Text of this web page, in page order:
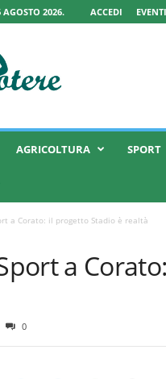
2026. ACCEDI EVENTI
AGRICOLTURA SPORT
a Corato: il progetto Stadio è realtà
a
0